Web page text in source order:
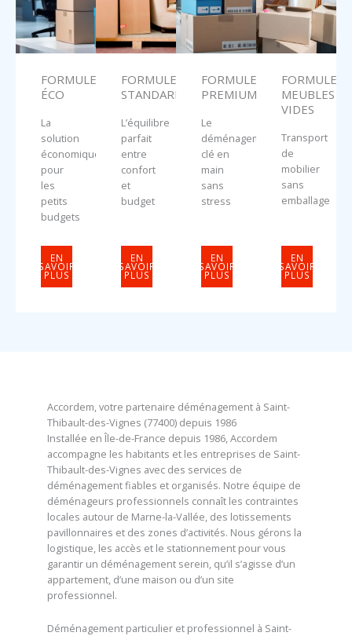
FORMULE
ÉCO
La
solution
économique
pour
les
petits
budgets
EN
SAVOIR
PLUS
FORMULE
STANDARD
L’équilibre
parfait
entre
confort
et
budget
EN
SAVOIR
PLUS
FORMULE
PREMIUM
Le
déménagement
clé en
main
sans
stress
EN
SAVOIR
PLUS
FORMULE
MEUBLES
VIDES
Transport
de
mobilier
sans
emballage
EN
SAVOIR
PLUS
Accordem, votre partenaire déménagement à Saint-
Thibault-des-Vignes (77400) depuis 1986
Installée en Île-de-France depuis 1986, Accordem
accompagne les habitants et les entreprises de Saint-
Thibault-des-Vignes avec des services de
déménagement fiables et organisés. Notre équipe de
déménageurs professionnels connaît les contraintes
locales autour de Marne-la-Vallée, des lotissements
pavillonnaires et des zones d’activités. Nous gérons la
logistique, les accès et le stationnement pour vous
garantir un déménagement serein, qu’il s’agisse d’un
appartement, d’une maison ou d’un site
professionnel.
Déménagement particulier et professionnel à Saint-